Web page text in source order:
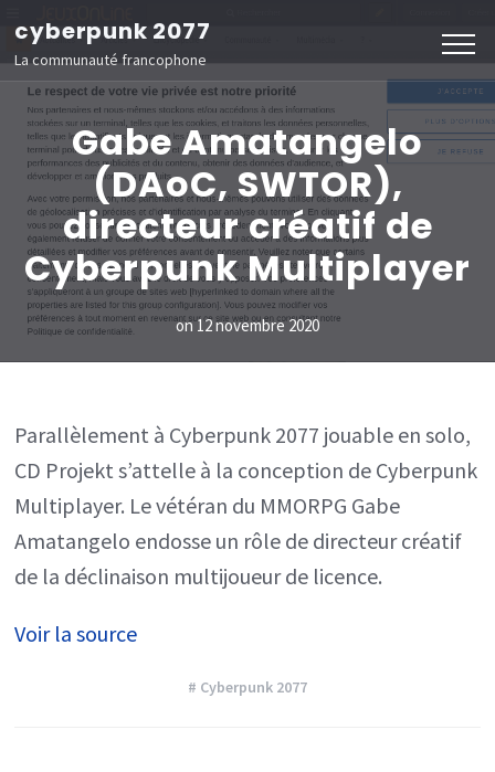
au
contenu
(Pressez
Entrée)
cyberpunk 2077
La communauté francophone
Gabe Amatangelo
(DAoC, SWTOR),
directeur créatif de
Cyberpunk Multiplayer
on12 novembre 2020
Parallèlement à Cyberpunk 2077 jouable en solo,
CD Projekt s’attelle à la conception de Cyberpunk
Multiplayer. Le vétéran du MMORPG Gabe
Amatangelo endosse un rôle de directeur créatif
de la déclinaison multijoueur de licence.
Voir la source
# Cyberpunk 2077